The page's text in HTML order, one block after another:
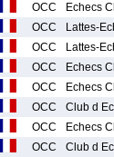
OCC Echecs
OCC Lattes-
OCC Lattes-
OCC Echecs
OCC Echecs
OCC Club d
OCC Echecs
OCC Club d